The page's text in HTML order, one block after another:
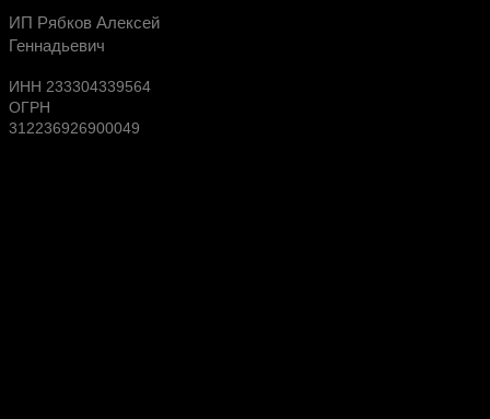
Будь в курсе выгодных предложений,
новых поступлений на склад
ИП Рябков Алексей
Геннадьевич
ИНН 233304339564
ОГРН
312236926900049